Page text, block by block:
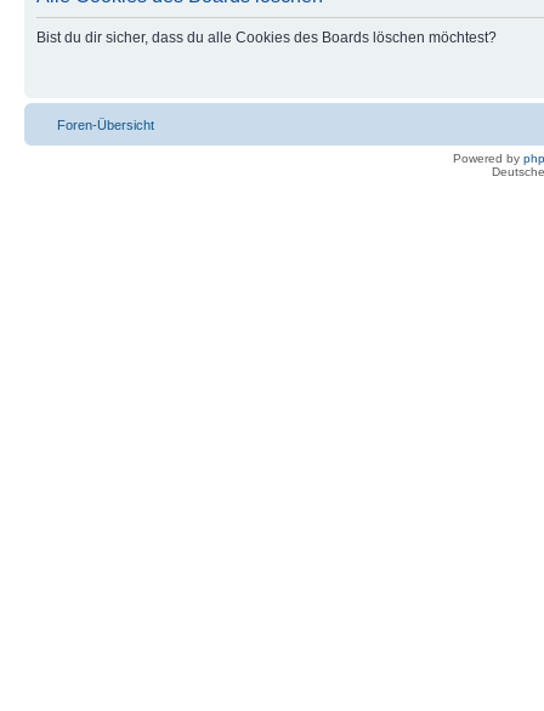
Bist du dir sicher, dass du alle Cookies des Boards löschen möchtest?
Foren-Übersicht
Powered by